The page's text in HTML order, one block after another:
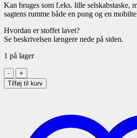
Kan bruges som f.eks. lille selskabstaske,
sagtens rumme både en pung og en
Hvordan er stoffet lavet?
Se beskrivelsen længere nede på siden.
1 på lager
Taske
-
unika
Tilføj til kurv